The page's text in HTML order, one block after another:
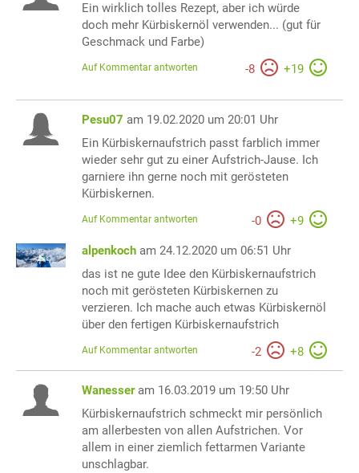
Ein wirklich tolles Rezept, aber ich würde
doch mehr Kürbiskernöl verwenden... (gut für
Geschmack und Farbe)
-8 +19
Auf Kommentar antworten
Pesu07 am 19.02.2020 um 20:01 Uhr
Ein Kürbiskernaufstrich passt farblich immer
wieder sehr gut zu einer Aufstrich-Jause. Ich
garniere ihn gerne noch mit gerösteten
Kürbiskernen.
-0 +9
Auf Kommentar antworten
alpenkoch am 24.12.2020 um 06:51 Uhr
das ist ne gute Idee den Kürbiskernaufstrich
noch mit gerösteten Kürbiskernen zu
verzieren. Ich mache auch etwas Kürbiskernöl
über den fertigen Kürbiskernaufstrich
-2 +8
Auf Kommentar antworten
Wanesser am 16.03.2019 um 19:50 Uhr
Kürbiskernaufstrich schmeckt mir persönlich
am allerbesten von allen Aufstrichen. Vor
allem in einer ziemlich fettarmen Variante
unschlagbar.